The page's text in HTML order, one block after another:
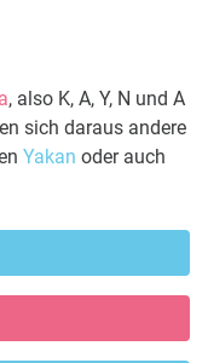
, also K, A, Y, N und A
sich daraus andere
Yakan oder auch